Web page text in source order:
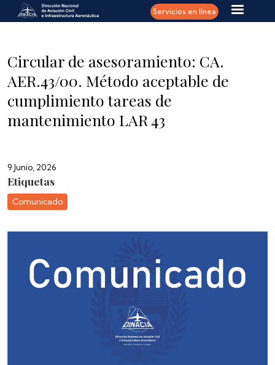
Pasar al contenido principal Servicios en línea
Circular de asesoramiento: CA.
AER.43/00. Método aceptable de
cumplimiento tareas de
mantenimiento LAR 43
9 Junio, 2026
Etiquetas
Comunicado